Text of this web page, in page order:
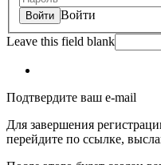
Войти
Leave this field blank
Подтвердите ваш e-mail
Для завершения
перейдите по ссылке,